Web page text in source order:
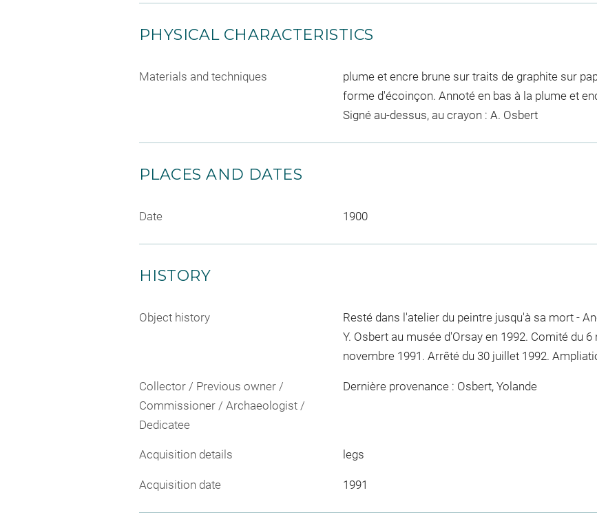
PHYSICAL CHARACTERISTICS
Materials and techniques
plume et encre brune sur traits de graphite sur
forme d'écoinçon. Annoté en bas à la plume et
Signé au-dessus, au crayon : A. Osbert
PLACES AND DATES
Date 1900
HISTORY
Object history
Resté dans l'atelier du peintre jusqu'à sa mort -
Y. Osbert au musée d'Orsay en 1992. Comité du
novembre 1991. Arrêté du 30 juillet 1992.
Collector / Previous owner /
Commissioner / Archaeologist /
Dedicatee
Dernière provenance : Osbert, Yolande
Acquisition details legs
Acquisition date 1991